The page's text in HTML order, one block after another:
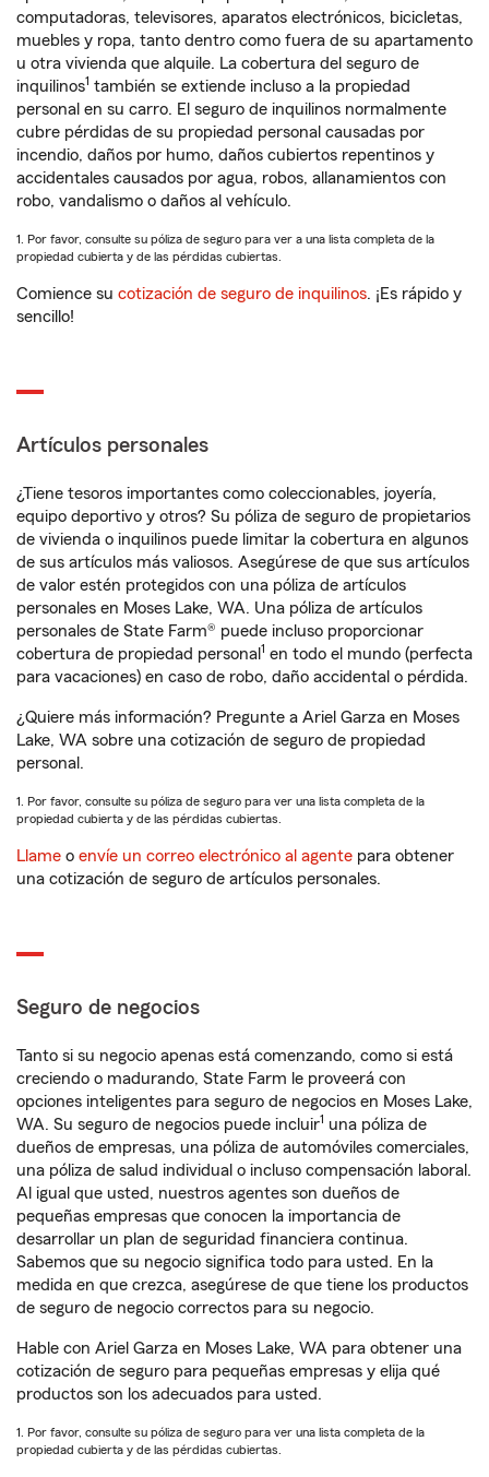
computadoras, televisores, aparatos electrónicos, bicicletas,
muebles y ropa, tanto dentro como fuera de su apartamento
u otra vivienda que alquile. La cobertura del seguro de
inquilinos1 también se extiende incluso a la propiedad
personal en su carro. El seguro de inquilinos normalmente
cubre pérdidas de su propiedad personal causadas por
incendio, daños por humo, daños cubiertos repentinos y
accidentales causados por agua, robos, allanamientos con
robo, vandalismo o daños al vehículo.
1. Por favor, consulte su póliza de seguro para ver a una lista completa de la
propiedad cubierta y de las pérdidas cubiertas.
Comience su cotización de seguro de inquilinos. ¡Es rápido y
sencillo!
Artículos personales
¿Tiene tesoros importantes como coleccionables, joyería,
equipo deportivo y otros? Su póliza de seguro de propietarios
de vivienda o inquilinos puede limitar la cobertura en algunos
de sus artículos más valiosos. Asegúrese de que sus artículos
de valor estén protegidos con una póliza de artículos
personales en Moses Lake, WA. Una póliza de artículos
personales de State Farm® puede incluso proporcionar
cobertura de propiedad personal 1 en todo el mundo (perfecta
para vacaciones) en caso de robo, daño accidental o pérdida.
¿Quiere más información? Pregunte a Ariel Garza en Moses
Lake, WA sobre una cotización de seguro de propiedad
personal.
1. Por favor, consulte su póliza de seguro para ver una lista completa de la
propiedad cubierta y de las pérdidas cubiertas.
Llame o envíe un correo electrónico al agente para obtener
una cotización de seguro de artículos personales.
Seguro de negocios
Tanto si su negocio apenas está comenzando, como si está
creciendo o madurando, State Farm le proveerá con
opciones inteligentes para seguro de negocios en Moses Lake,
WA. Su seguro de negocios puede incluir1 una póliza de
dueños de empresas, una póliza de automóviles comerciales,
una póliza de salud individual o incluso compensación laboral.
Al igual que usted, nuestros agentes son dueños de
pequeñas empresas que conocen la importancia de
desarrollar un plan de seguridad financiera continua.
Sabemos que su negocio significa todo para usted. En la
medida en que crezca, asegúrese de que tiene los productos
de seguro de negocio correctos para su negocio.
Hable con Ariel Garza en Moses Lake, WA para obtener una
cotización de seguro para pequeñas empresas y elija qué
productos son los adecuados para usted.
1. Por favor, consulte su póliza de seguro para ver una lista completa de la
propiedad cubierta y de las pérdidas cubiertas.